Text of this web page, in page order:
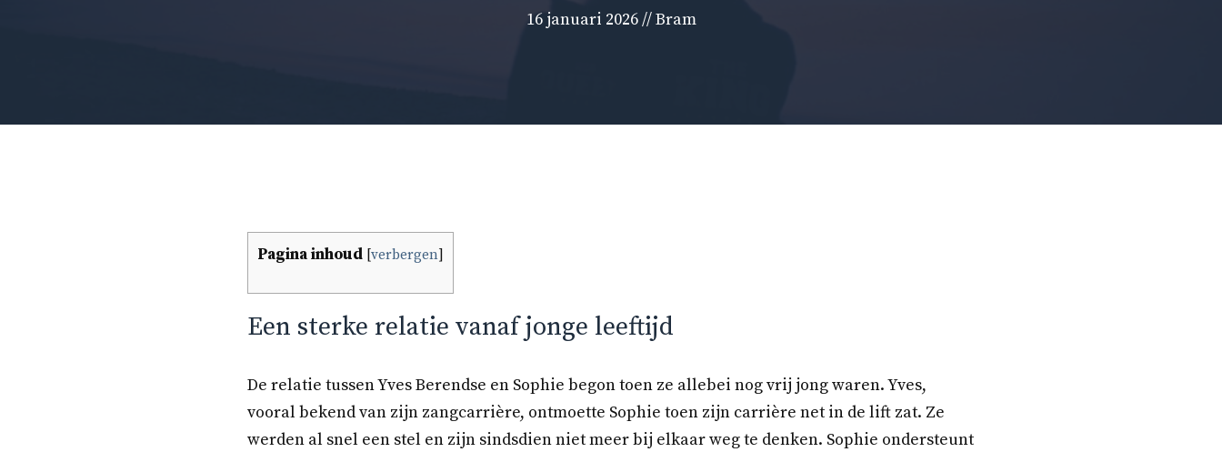
16 januari 2026//Bram
Pagina inhoud [verbergen]
Een sterke relatie vanaf jonge leeftijd
De relatie tussen Yves Berendse en Sophie begon toen ze allebei nog vrij jong waren. Yves,
vooral bekend van zijn zangcarrière, ontmoette Sophie toen zijn carrière net in de lift zat. Ze
werden al snel een stel en zijn sindsdien niet meer bij elkaar weg te denken. Sophie ondersteunt